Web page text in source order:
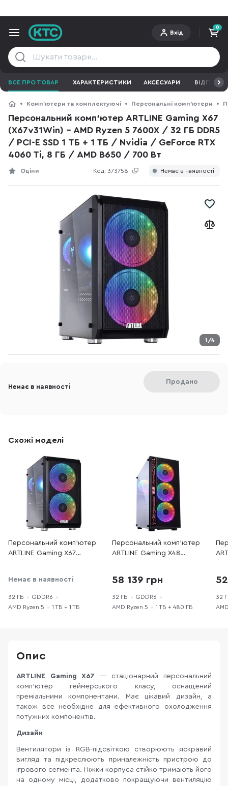
Вхід
0
ВСЕ ПРО ТОВАР ХАРАКТЕРИСТИКИ АКСЕСУАРИ ВІДГУКИ
Компʼютери та комплектуючі Персональні комп'ютери
Персональний комп'ютер ARTLINE Gaming X67
(X67v31Win) - AMD Ryzen 5 7600X / 32 ГБ DDR5
/ PCI-E SSD 1 ТБ + 1 ТБ / Nvidia / GeForce RTX
4060 Ti, 8 ГБ / AMD B650 / 700 Вт
Код: 373758
Оціни Немає в наявності
1/4
Немає в наявності
Продано
Схожі моделі
Персональний комп'ютер
ARTLINE Gaming X67
E SSD 1 ТБ + 1 ТБ / Nvidia /
GeForce RTX 4060 Ti, 8 ГБ
/ AMD B650 / 700 Вт
Немає в наявності
32 ГБ
GDDR6
AMD Ryzen 5
1 ТБ + 1 ТБ
Персональний комп'ютер
ARTLINE Gaming X48
HDD + SSD 1 ТБ + 480 ГБ /
AMD / Radeon RX 6600, 8
ГБ / 600 Вт
58 139 грн
32 ГБ
GDDR6
AMD Ryzen 5
1 ТБ + 480 ГБ
ГБ
32
Опис
ARTLINE Gaming X67 — стаціонарний персональний
комп'ютер геймерського класу, оснащений
преміальними компонентами. Має цікавий дизайн, а
також все необхідне для ефективного охолодження
потужних компонентів.
Дизайн
Вентилятори із RGB-підсвіткою створюють яскравий
вигляд та підкреслюють приналежність пристрою до
ігрового сегмента. Ніжки корпуса стійко тримають його
на одному місці, додатково покращуючи вентиляцію